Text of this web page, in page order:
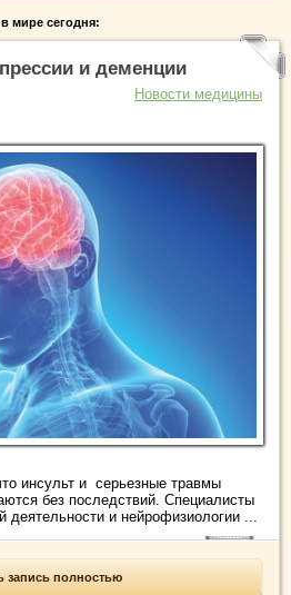
мире сегодня:
и деменции
Новости медицины
инсульт и серьезные травмы
без последствий. Специалисты
деятельности и нейрофизиологии ...
запись полностью